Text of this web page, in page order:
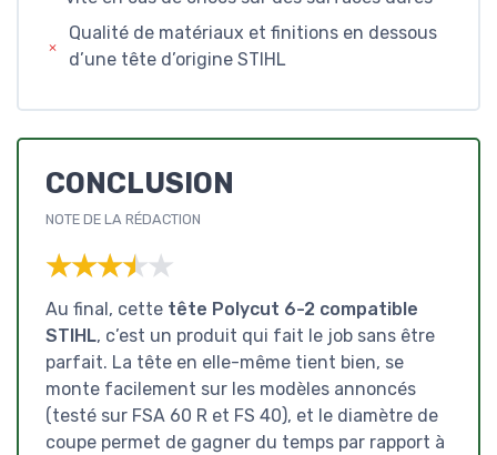
Qualité de matériaux et finitions en dessous
d’une tête d’origine STIHL
CONCLUSION
NOTE DE LA RÉDACTION
★★★★★
★★★★★
Au final, cette tête Polycut 6-2 compatible
STIHL, c’est un produit qui fait le job sans être
parfait. La tête en elle-même tient bien, se
monte facilement sur les modèles annoncés
(testé sur FSA 60 R et FS 40), et le diamètre de
coupe permet de gagner du temps par rapport à